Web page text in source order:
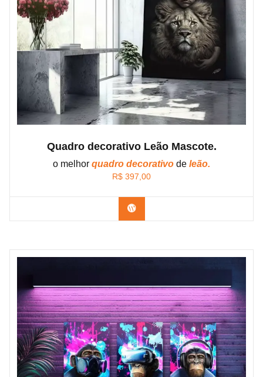
Quadro decorativo Leão Mascote.
o melhor quadro decorativo de leão.
R$ 397,00
Confira os modelos